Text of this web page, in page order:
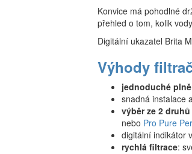
Konvice má pohodlné
přehled o tom, kolik
Digitální ukazatel Brita
Výhody
jednoduché
snadná instalace
výběr ze 2
nebo Pro Pure
digitální indikátor
rychlá filtrace: